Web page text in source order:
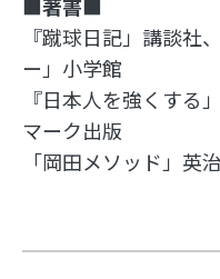
■著書■
『蹴球日記」講談社
ー」小学館
『日本人を強くする
マーク出版
「岡田メソッド」英